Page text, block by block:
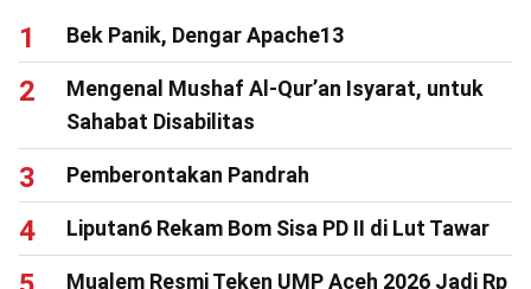
Bek Panik, Dengar Apache13
Mengenal Mushaf Al-Qur’an Isyarat, untuk
Sahabat Disabilitas
Pemberontakan Pandrah
Liputan6 Rekam Bom Sisa PD II di Lut Tawar
Mualem Resmi Teken UMP Aceh 2026 Jadi Rp